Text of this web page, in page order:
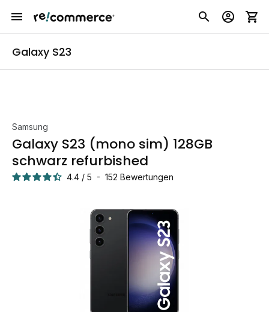
Galaxy S23
Samsung
Galaxy S23 (mono sim) 128GB
schwarz refurbished
4.4 / 5 - 152 Bewertungen